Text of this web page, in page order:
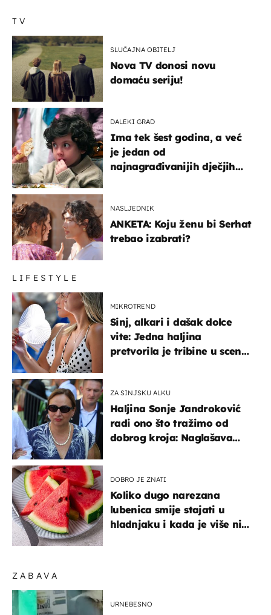
ZABAVA
URNEBESNO
TV
SLUČAJNA OBITELJ
Nova TV donosi novu
domaću seriju!
DALEKI GRAD
Ima tek šest godina, a već
je jedan od
najnagrađivanijih dječjih
NASLJEDNIK
ANKETA: Koju ženu bi Serhat
trebao izabrati?
LIFESTYLE
MIKROTREND
Sinj, alkari i dašak dolce
vite: Jedna haljina
pretvorila je tribine u scenu
ZA SINJSKU ALKU
Haljina Sonje Jandroković
radi ono što tražimo od
dobrog kroja: Naglašava
DOBRO JE ZNATI
Koliko dugo narezana
lubenica smije stajati u
hladnjaku i kada je više nije